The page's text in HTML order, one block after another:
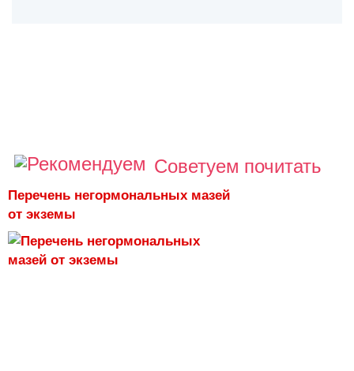
Советуем почитать
Перечень негормональных мазей
от экземы